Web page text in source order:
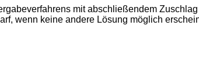
mit abschließendem
wenn keine andere Lösung möglich